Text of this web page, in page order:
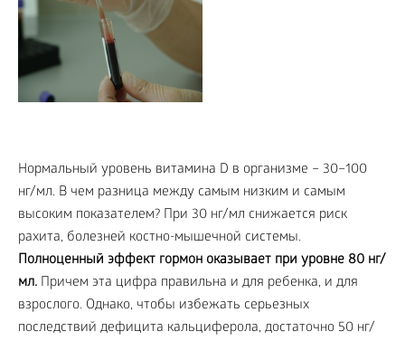
Нормальный уровень витамина D в организме – 30–100
нг/мл. В чем разница между самым низким и самым
высоким показателем? При 30 нг/мл снижается риск
рахита, болезней костно-мышечной системы.
Полноценный эффект гормон оказывает при уровне 80 нг/
мл. Причем эта цифра правильна и для ребенка, и для
взрослого. Однако, чтобы избежать серьезных
последствий дефицита кальциферола, достаточно 50 нг/